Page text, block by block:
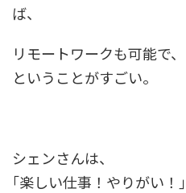
ば、
リモートワークも可能で
ということがすごい。
シェンさんは、
｢楽しい仕事！やりがい！